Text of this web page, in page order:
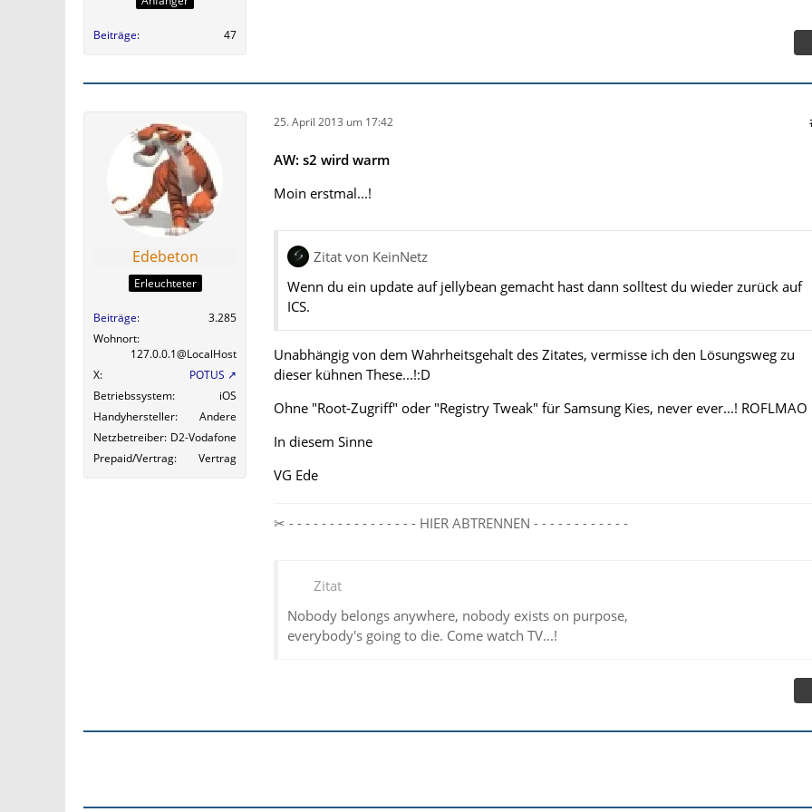
Beiträge 47
Edebeton
Erleuchteter
Beiträge
3.285
Wohnort
127.0.0.1@LocalHost
X
POTUS
Betriebssystem
iOS
Handyhersteller
Andere
Netzbetreiber D2-Vodafone
Prepaid/Vertrag
Vertrag
25. April 2013 um 17:42
AW: s2 wird warm
Moin erstmal...!
Zitat von KeinNetz
Wenn du ein update auf jellybean gemacht hast dann solltest du wieder zurück auf
ICS.
Unabhängig von dem Wahrheitsgehalt des Zitates, vermisse ich den Lösungsweg zu
dieser kühnen These...!:D
Ohne "Root-Zugriff" oder "Registry Tweak" für Samsung Kies, never ever...! ROFLMAO
In diesem Sinne
VG Ede
✂ - - - - - - - - - - - - - - - - HIER ABTRENNEN - - - - - - - - - - - -
Zitat
Nobody belongs anywhere, nobody exists on purpose,
everybody's going to die. Come watch TV...!